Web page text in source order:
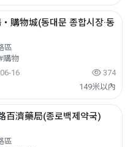
購物城(동대문 종합시장·동
區
購物
16
374
149米以內
百濟藥局(종로백제약국)
區